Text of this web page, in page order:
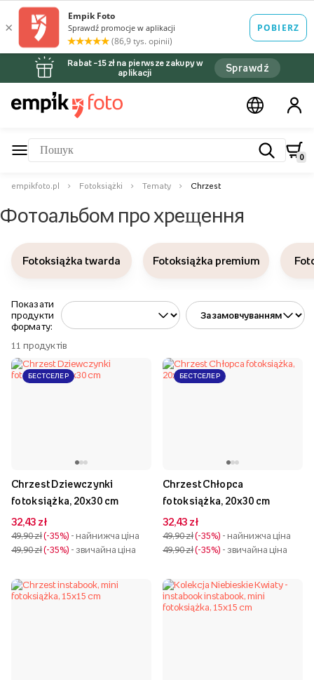
Rabat –15 zł na pierwsze zakupy w
aplikacji
Sprawdź
0
empikfoto.pl Fotoksiążki Tematy Chrzest
Фотоальбом про хрещення
Fotoksiążka twarda Fotoksiążka premium
Показати
продукти
формату:
11 продуктів
БЕСТСЕЛЕР
Chrzest Dziewczynki
fotoksiążka, 20x30 cm
32,43 zł
49,90 zł -35% - найнижча ціна
49,90 zł -35% - звичайна ціна
БЕСТСЕЛЕР
Chrzest Chłopca
fotoksiążka, 20x30 cm
32,43 zł
49,90 zł -35% - найнижча ціна
49,90 zł -35% - звичайна ціна